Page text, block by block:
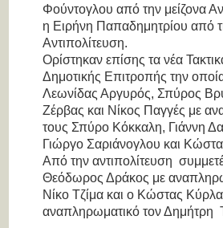
Φούντογλου από την μείζονα
η Ειρήνη Παπαδημητρίου από
Αντιπολίτευση.
Ορίστηκαν επίσης τα νέα
Δημοτικής Επιτροπής την
Λεωνίδας Αργυρός, Σπύρος
Ζέρβας και Νίκος Παγγές με
τους Σπύρο Κόκκαλη, Γιάννη
Γιώργο Σαριάνογλου και
Από την αντιπολίτευση
Θεόδωρος Δράκος με
Νίκο Τζίμα και ο Κώστας
αναπληρωματικό τον Δημήτρη